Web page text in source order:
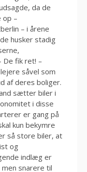
da de
op –
– i årene
husker stadig
De fik ret! –
såvel som
af deres boliger.
sætter biler i
i disse
er gang på
kun bekymre
så store biler, at
og
indlæg er
snarere til